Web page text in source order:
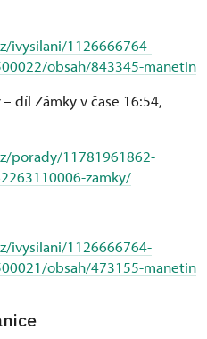
ivysilani/1126666764-
obsah/843345-manetin
– díl Zámky v čase 16:54,
porady/11781961862-
zamky/
ivysilani/1126666764-
obsah/473155-manetin